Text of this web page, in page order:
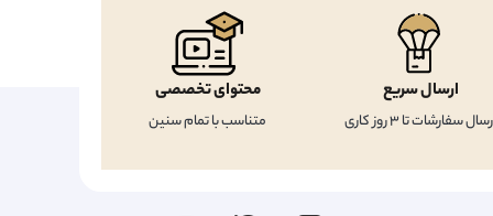
ارسال سریع
سفارشات تا 3 روز کاری
محتوای تخصصی
متناسب با تمام سنین